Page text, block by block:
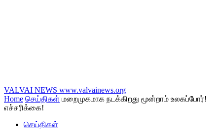
VALVAI NEWS www.valvainews.org
Home செய்திகள் மறைமுகமாக நடக்கிறது மூன்றாம் உலகப்போர்!
எச்சரிக்கை!
செய்திகள்